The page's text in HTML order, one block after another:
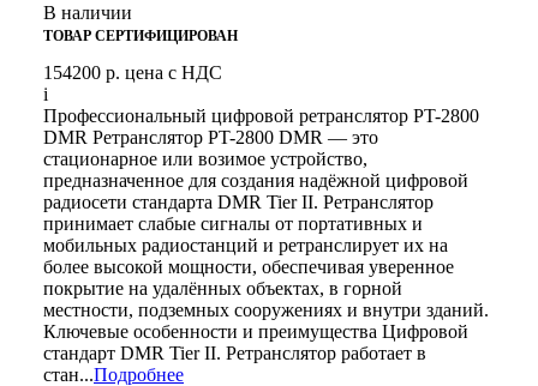
В наличии
ТОВАР СЕРТИФИЦИРОВАН
154200 р. цена с НДС
i
Профессиональный цифровой ретранслятор PT-2800
DMR Ретранслятор PT-2800 DMR — это
стационарное или возимое устройство,
предназначенное для создания надёжной цифровой
радиосети стандарта DMR Tier II. Ретранслятор
принимает слабые сигналы от портативных и
мобильных радиостанций и ретранслирует их на
более высокой мощности, обеспечивая уверенное
покрытие на удалённых объектах, в горной
местности, подземных сооружениях и внутри зданий.
Ключевые особенности и преимущества Цифровой
стандарт DMR Tier II. Ретранслятор работает в
стан...Подробнее